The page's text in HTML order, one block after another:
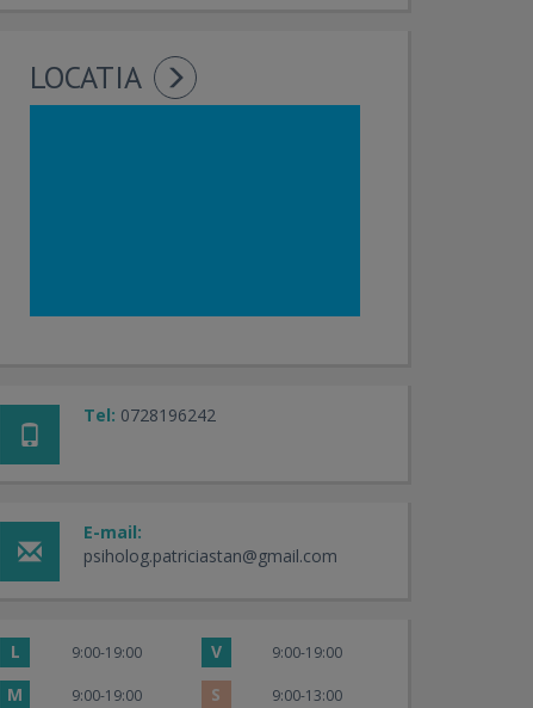
LOCATIA
Tel: 0728196242
E-mail:
psiholog.patriciastan@gmail.com
L 9:00-19:00 V 9:00-19:00
M 9:00-19:00 S 9:00-13:00